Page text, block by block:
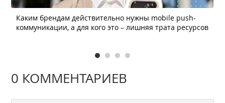
Каким брендам действительно нужны mobile push-
коммуникации, а для кого это – лишняя трата ресурсов
0 КОММЕНТАРИЕВ